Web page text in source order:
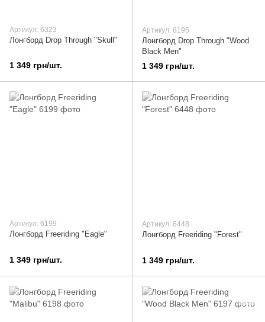
Артикул: 6323
Лонгборд Drop Through "Skull"
1 349 грн/шт.
Артикул: 6195
Лонгборд Drop Through "Wood
Black Men"
1 349 грн/шт.
Артикул: 6199
Лонгборд Freeriding "Eagle"
1 349 грн/шт.
Артикул: 6448
Лонгборд Freeriding "Forest"
1 349 грн/шт.